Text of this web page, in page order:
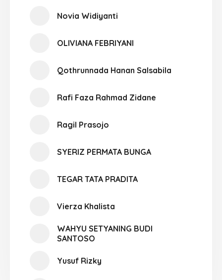
Novia Widiyanti
OLIVIANA FEBRIYANI
Qothrunnada Hanan Salsabila
Rafi Faza Rahmad Zidane
Ragil Prasojo
SYERIZ PERMATA BUNGA
TEGAR TATA PRADITA
Vierza Khalista
WAHYU SETYANING BUDI
SANTOSO
Yusuf Rizky